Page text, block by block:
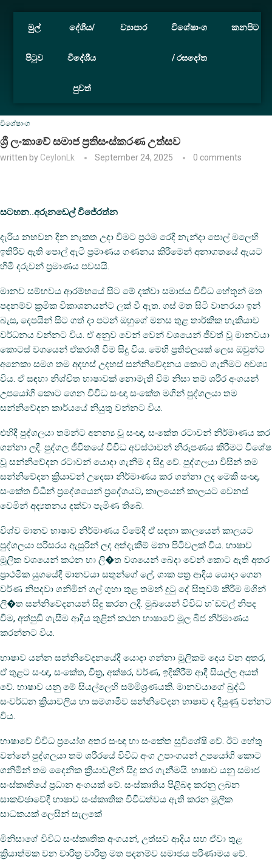
මුල්
පිටුව
දේශීය/
විදේශීය
පුවත්
ව්‍යාපාර විශේෂාංග
/ රසදෝත
කනපිට
විශේෂාංග
ශ්‍රී ලංකාවේ සමාජ ප්‍රතිසංස්‌කරණ උත්සව
written by CeylonLk September 24, 2025 0 comments
සටහන..අරුනඩෙල් විජේරත්න
දැරිය නහවන දින නැකත උදා වීමට ප්‍රථම රෙදි නැන්දා පොල් මලෙහි
ඉතිරිව ඇති පොල් ඇටි ප්‍රමාණය ගණනය කිරීමෙන් අනාගතයේ ඇයට
හිමි දරුවන් ප්‍රමාණය පවසයි.
මානව සම්භවය ආරම්භයේ සිට මේ දක්‌වා සමාජය විවිධ හේතූන් මත
පදනම්ව ක්‍රමික විකාශනයන්ට ලක්‌ වී ඇත. ගස්‌ මත සිටි වානරයා ඉන්
බැස, දෙපයින් සිට ගත් දා පටන් ඔහුගේ මනස තුළ තාර්කික හැකියාව
වර්ධනය වන්නට විය. ඒ අනුව වෙන් වෙන් වශයෙන් ජීවත් වූ මානවයා
කොටස්‌ වශයෙන් ඒකරාශී වීම සිදු විය. මෙහි ප්‍රතිඵලයක්‌ ලෙස ඔවුන්ට
අනෙකා සමග තම අදහස්‌ උදහස්‌ සන්නිවේදනය කොට ගැනීමට අවශ්‍ය
විය. ඒ සඳහා නිශ්චිත භාෂාවක්‌ නොමැති වීම නිසා තම ශරීර අංගයන්
උපයෝගි කොට ගෙන විවිධ සංඥා සංකේත මගින් පුද්ගලයා තම
සන්නිවේදන කාර්යයේ නියුතු වන්නට විය.
එහිදී පුද්ගලයා තමන්ට අනන්‍ය වූ සංඥා, සංකේත රටාවන් නිර්මාණය කර
ගන්නා ලදී. පුද්ගල ජීවිතයේ විවිධ අවස්‌ථාවන් නිරූපණය කිරීමට විශේෂ
වූ සන්නිවේදන රටාවන් යොදා ගැනීම ද සිදු වේ. පුද්ගලයා විසින් තම
සන්නිවේදන ක්‍රියාවන් උදෙසා නිර්මාණය කර ගන්නා ලද මෙකී සංඥා,
සංකේත විධීන් ප්‍රදේශයෙන් ප්‍රදේශයට, කාලයෙන් කාලයට වෙනස්‌
වෙමින් අද්‍යතනය දක්‌වා පැමිණ තිබේ.
විශ්ව මානව භාෂාව නිර්මාණය වීමේදී ඒ සඳහා කාලයෙන් කාලයට
පුද්ගලයා පරිසරය ඇසුරින් ලද අත්දැකීම් මනා පිටිවලක්‌ විය. භාෂාව
මූලික වශයෙන් කථන හා ලි�ත වශයෙන් බෙදා වෙන් කොට ඇති අතර
ප්‍රාථමික යුගයේදී මානවයා සතුන්ගේ ලේ, ශාක පත්‍ර ආදිය යොදා ගෙන
වර්ණ නිපදවා ගනිමින් ගල් ගුහා තුළ තමන් දුටු දේ සිතුවම් කිරීම මගින්
ලි�ත සන්නිවේදනයන් සිදු කරන ලදී. මුඛයෙන් විවිධ හ`ඩවල් නිපද
වීම, අත්පුඩි ගැසීම ආදිය තුළින් කථන භාෂාවේ මූල බීජ නිර්මාණය
කරන්නට විය.
භාෂාව යන්න සන්නිවේදනයේදී යොදා ගන්නා මූලිකම දෙය වන අතර,
ඒ තුළට සංඥා, සංකේත, චිත්‍ර, අක්‌ෂර, වර්ණ, ඉදිකිරීම් ආදී සියල්ල අයත්
වේ. භාෂාව යනු මේ සියල්ලෙහි සම්මිශ්‍රණයකි. මානවයාගේ බුද්ධි
සංවර්ධන ක්‍රියාවලිය හා සමගාමීව සන්නිවේදන භාෂාව ද දියුණු වන්නට
විය.
භාෂාවේ විවිධ ප්‍රයෝග අතර සංඥා හා සංකේත සුවිශේෂි වේ. ඊට හේතු
වන්නේ පුද්ගලයා තම ශරීරයේ විවිධ අංග උපාංගයන් උපයෝගි කොට
ගනිමින් තම දෛනික ක්‍රියාවලීන් සිදු කර ගැනීමයි. භාෂාව යනු සමාජ
සංස්‌කෘතියේ ප්‍රධාන අංගයක්‌ වේ. සංස්‌කෘතිය පිළිබඳ කරනු ලබන
සාකච්ඡාවේදී භාෂාව සංස්‌කෘතික විවිධත්වය ඇති කරන මූලික
සාධකයක්‌ ලෙසින් සැලකේ
මිනිසාගේ විවිධ සංස්‌කෘතික අංගයන්, උත්සව ආදිය සහ ඒවා තුළ
ක්‍රියාත්මක වන චාරිත්‍ර වාරිත්‍ර මත පදනම්ව සමාජය පරිණාමය වේ.